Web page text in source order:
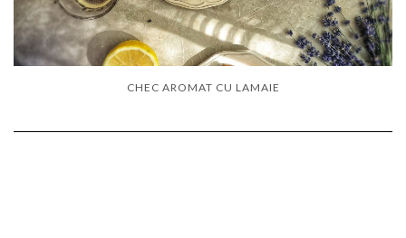
CHEC AROMAT CU LAMAIE